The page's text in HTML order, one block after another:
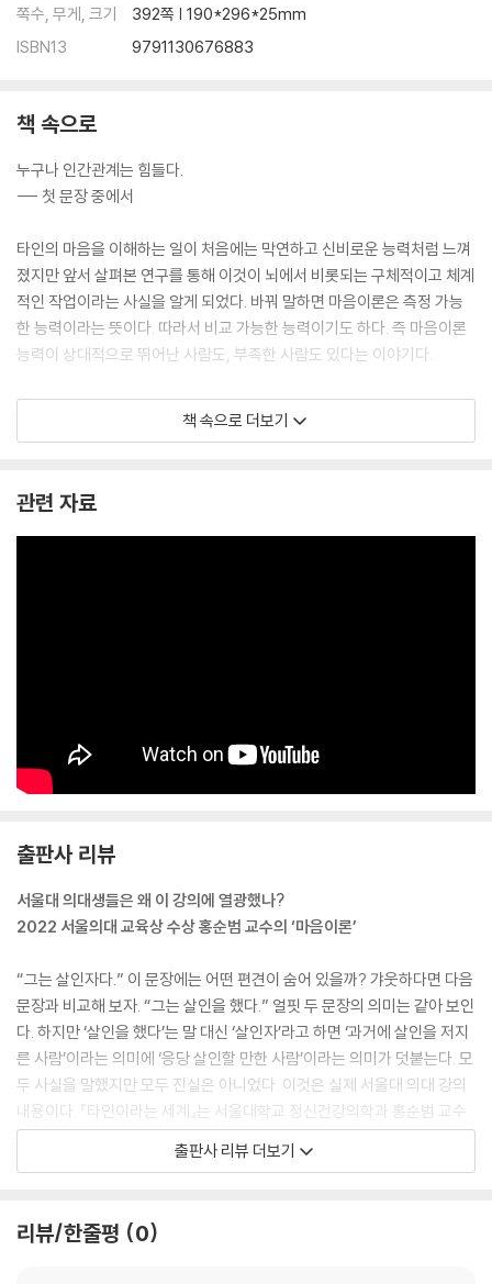
쪽수, 무게, 크기
392쪽 | 190*296*25mm
ISBN13
9791130676883
책 속으로
누구나 인간관계는 힘들다.
--- 첫 문장 중에서
타인의 마음을 이해하는 일이 처음에는 막연하고 신비로운 능력처럼 느껴
졌지만 앞서 살펴본 연구를 통해 이것이 뇌에서 비롯되는 구체적이고 체계
적인 작업이라는 사실을 알게 되었다. 바꿔 말하면 마음이론은 측정 가능
한 능력이라는 뜻이다. 따라서 비교 가능한 능력이기도 하다. 즉 마음이론
능력이 상대적으로 뛰어난 사람도, 부족한 사람도 있다는 이야기다.
현실의 인간관계란 이와 같다. 그래서 나도 모든 사람을 이해할 수 없고, 모
든 사람이 나를 이해할 수도 없다. 서로에 대한 정보가 부족하기 때문이다.
보를 갖고 있을까?
--- 「마음을 이해하기 어려운 이유 Ⅰ」 중에서
한 가지 짚고 넘어가야 할 부분이 있다. 일어난 일을 기억하는 것과, 기억은
는 성립하지 않는다. 어떤 일이 일어났다고 굳게 믿더라도 그것을 기억하
없지만 그 일이 분명 일어났다고 우리는 굳게 믿는다.
--- 「기억은 어떻게 오염되는가」 중에서
방 안에 틀어박힌 채 온라인에 넘치는 각종 ‘썰’을 통해 세상을 배우는 사람
들이 많다. 이와 맞물려 온라인에서는 단정적으로 말하는 사람들이 인기를
얻는다. 하지만 그 분야를 잘 아는 사람은 오히려 단정 지어 말하기를 어려
워한다. 개인차의 그래프가 머릿속에 있기 때문이다. 그런 그래프가 머릿
속에 없는 사람, 혹은 그래프가 있긴 하지만 지나치게 단순한 상상의 그래
프가 머릿속에 있는 사람이 설명도 더 간결하게, 더 자신 있게 말한다. 설명
이 명쾌해서 인기를 얻는지도 모르겠다. 하지만 단순하고 명쾌할수록 현실
과의 간극이 큰 경우가 많다.
그런 과정을 통해 청소년으로 성장한 아이는 추상적 표상을 활용할 수 있
책 속으로 더보기
관련 자료
출판사 리뷰
서울대 의대생들은 왜 이 강의에 열광했나?
2022 서울의대 교육상 수상 홍순범 교수의 ‘마음이론’
“그는 살인자다.” 이 문장에는 어떤 편견이 숨어 있을까? 갸웃하다면 다음
문장과 비교해 보자. “그는 살인을 했다.” 얼핏 두 문장의 의미는 같아 보인
다. 하지만 ‘살인을 했다’는 말 대신 ‘살인자’라고 하면 ‘과거에 살인을 저지
른 사람’이라는 의미에 ‘응당 살인할 만한 사람’이라는 의미가 덧붙는다. 모
두 사실을 말했지만 모두 진실은 아니었다. 이것은 실제 서울대 의대 강의
내용이다. 『타인이라는 세계』는 서울대학교 정신건강의학과 홍순범 교수
가 그동안 의대생들에게 강의해 온 ‘마음이론’ 수업을 토대로 집필한 책이
다. 저자는 서문에서 가상의 독자를 “서울대학교 의과대학 학생들”로 설정
을 수상하며 교육적 성취를 공식적으로 인정받았다.
출판사 리뷰 더보기
리뷰/한줄평 0